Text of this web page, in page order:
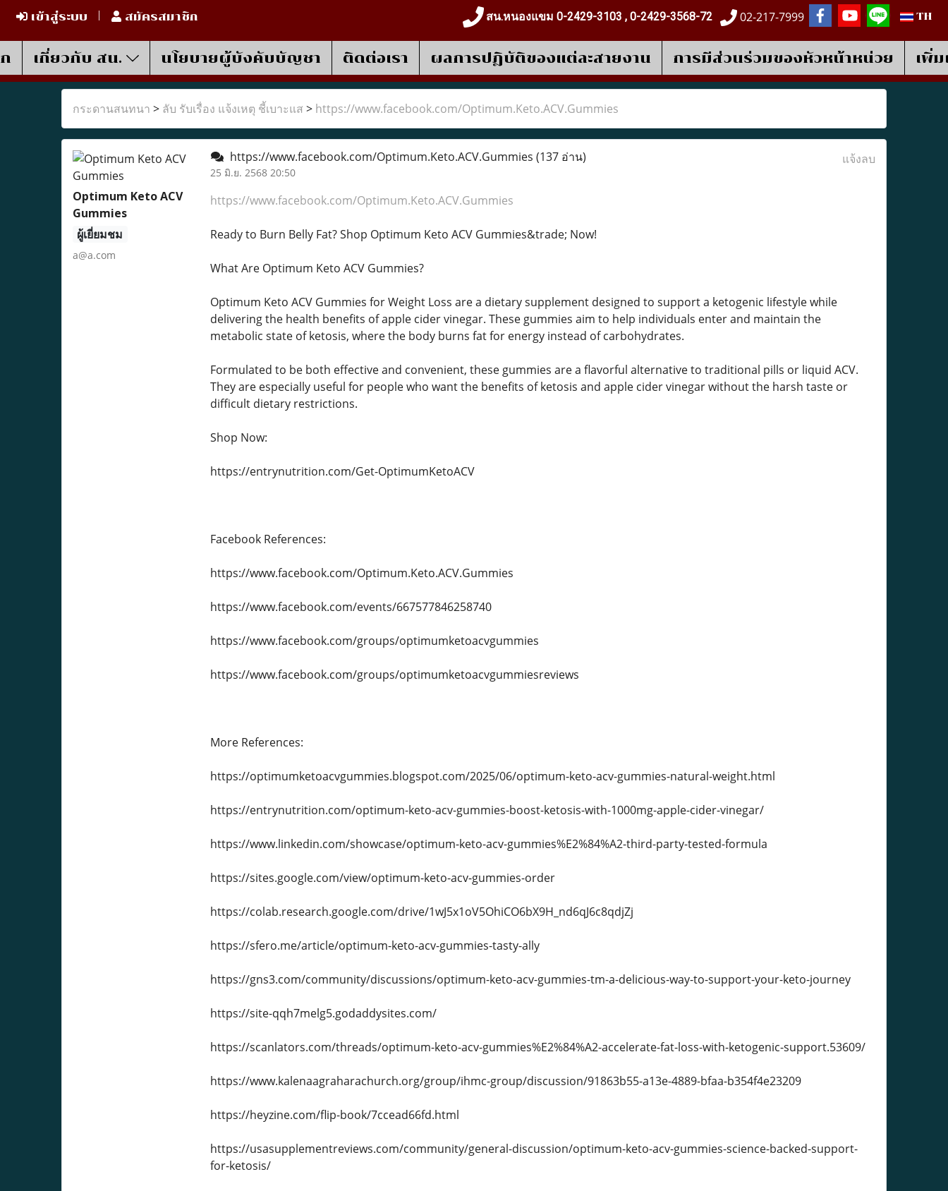
เข้าสู่ระบบ สมัครสมาชิก สน.หนองแขม 0-2429-3103 , 0-2429-3568-72 02-217-7999 TH
เกี่ยวกับ สน. นโยบายผู้บังคับบัญชา ติดต่อเรา ผลการปฎิบัติของแต่ละสายงาน การมีส่วนร่วมของหัวหน้าหน่วย เพิ่
กระดานสนทนา > ลับ รับเรื่อง แจ้งเหตุ ชี้เบาะแส > https://www.facebook.com/Optimum.Keto.ACV.Gummies
Optimum Keto ACV
Gummies
ผู้เยี่ยมชม
a@a.com
https://www.facebook.com/Optimum.Keto.ACV.Gummies (137 อ่าน)
25 มิ.ย. 2568 20:50
แจ้งลบ
https://www.facebook.com/Optimum.Keto.ACV.Gummies
Ready to Burn Belly Fat? Shop Optimum Keto ACV Gummies&trade; Now!
What Are Optimum Keto ACV Gummies?
Optimum Keto ACV Gummies for Weight Loss are a dietary supplement designed to support a ketogenic lifestyle while
delivering the health benefits of apple cider vinegar. These gummies aim to help individuals enter and maintain the
metabolic state of ketosis, where the body burns fat for energy instead of carbohydrates.
Formulated to be both effective and convenient, these gummies are a flavorful alternative to traditional pills or liquid ACV.
They are especially useful for people who want the benefits of ketosis and apple cider vinegar without the harsh taste or
difficult dietary restrictions.
Shop Now:
https://entrynutrition.com/Get-OptimumKetoACV
Facebook References:
https://www.facebook.com/Optimum.Keto.ACV.Gummies
https://www.facebook.com/events/667577846258740
https://www.facebook.com/groups/optimumketoacvgummies
https://www.facebook.com/groups/optimumketoacvgummiesreviews
More References:
https://optimumketoacvgummies.blogspot.com/2025/06/optimum-keto-acv-gummies-natural-weight.html
https://entrynutrition.com/optimum-keto-acv-gummies-boost-ketosis-with-1000mg-apple-cider-vinegar/
https://www.linkedin.com/showcase/optimum-keto-acv-gummies%E2%84%A2-third-party-tested-formula
https://sites.google.com/view/optimum-keto-acv-gummies-order
https://colab.research.google.com/drive/1wJ5x1oV5OhiCO6bX9H_nd6qJ6c8qdjZj
https://sfero.me/article/optimum-keto-acv-gummies-tasty-ally
https://gns3.com/community/discussions/optimum-keto-acv-gummies-tm-a-delicious-way-to-support-your-keto-journey
https://site-qqh7melg5.godaddysites.com/
https://scanlators.com/threads/optimum-keto-acv-gummies%E2%84%A2-accelerate-fat-loss-with-ketogenic-support.53609/
https://www.kalenaagraharachurch.org/group/ihmc-group/discussion/91863b55-a13e-4889-bfaa-b354f4e23209
https://heyzine.com/flip-book/7ccead66fd.html
https://usasupplementreviews.com/community/general-discussion/optimum-keto-acv-gummies-science-backed-support-
for-ketosis/